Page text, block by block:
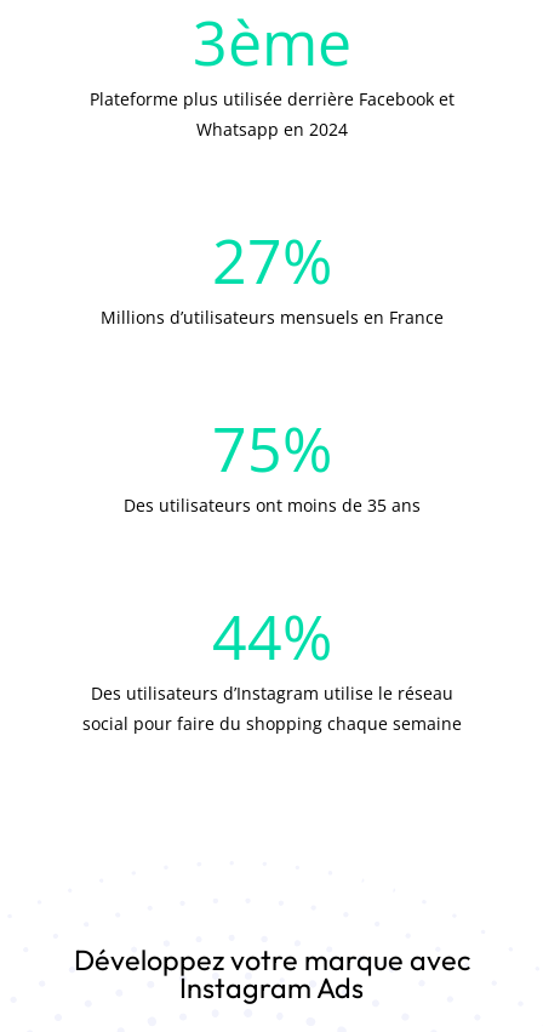
3ème
Plateforme plus utilisée derrière Facebook et
Whatsapp en 2024
27%
Millions d’utilisateurs mensuels en France
75%
Des utilisateurs ont moins de 35 ans
44%
Des utilisateurs d’Instagram utilise le réseau
social pour faire du shopping chaque semaine
Développez votre marque avec
Instagram Ads